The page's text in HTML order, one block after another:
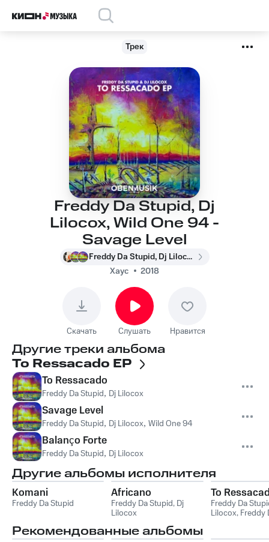
Трек
Freddy Da Stupid, Dj
Lilocox, Wild One 94 -
Savage Level
Freddy Da Stupid, Dj Lilocox, Wild One 94
Хаус
2018
Скачать Слушать Нравится
Другие треки альбома
To Ressacado EP
To Ressacado
Freddy Da Stupid, Dj Lilocox
Savage Level
Freddy Da Stupid, Dj Lilocox, Wild One 94
Balanço Forte
Freddy Da Stupid, Dj Lilocox
Другие альбомы исполнителя
Komani
Freddy Da Stupid
Africano
Freddy Da Stupid, Dj
Lilocox
To
Freddy Da
Lilocox, Freddy
Рекомендованные альбомы